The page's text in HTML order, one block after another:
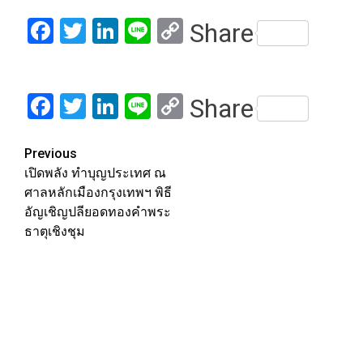
Facebook
Twitter
LinkedIn
LineCopy
Share
Facebook
Twitter
LinkedIn
LineCopy
Share
Post
navigation
Previous
เปิดพลัง ทำบุญประเทศ ณ
ศาลหลักเมืองกรุงเทพฯ พิธี
อัญเชิญปลียอดทองคำพระ
ธาตุเชิงชุม